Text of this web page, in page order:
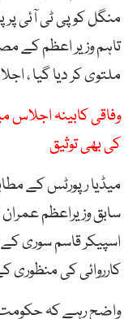
منگل کو پی ٹی آئی پر
تاہم وزیر اعظم کے
ملتوی کر دیا گیا ،
وفاقی کابینہ اجلاس
کی بھی توثیق
میڈیا رپورٹس کے
سابق وزیراعظم
کارروائی کی منظوری
واضح رہے کہ